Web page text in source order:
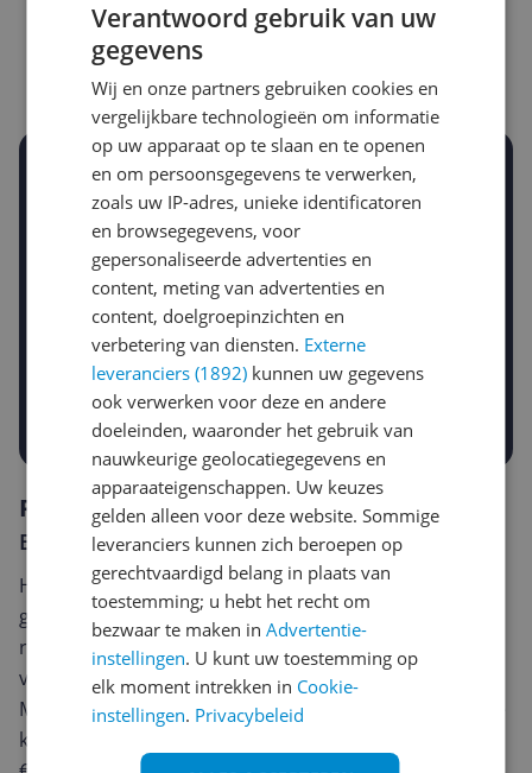
Goedkoopste nu
€ 13,59
Laatste prijsupdate
Stel een alert in en mis geen prijsdaling
Krijg een seintje zodra de prijs zakt
Jouw e-mailadres
Gewenste daling of bedrag
-10% -15%
Gewenste prijs
€
Prijsalert aanzetten
Reviews
Er zijn nog geen reviews geschreven
Heb jij dit product in bezit en wil je graag je mening
geven? Start dan hieronder met het schrijven van je
review. Afhankelijk van de details duurt het schrijven
van een review gemiddeld tussen de 3 en 10 minuten.
Met jouw mening help je andere bezoekers een betere
keuze te maken én maak je iedere maand kans op
Verantwoord gebruik van uw
gegevens
Wij en onze partners gebruiken cookies en
vergelijkbare technologieën om informatie
op uw apparaat op te slaan en te openen
en om persoonsgegevens te verwerken,
zoals uw IP-adres, unieke identificatoren
en browsegegevens, voor
gepersonaliseerde advertenties en
content, meting van advertenties en
content, doelgroepinzichten en
verbetering van diensten. Externe
leveranciers (1892) kunnen uw gegevens
ook verwerken voor deze en andere
doeleinden, waaronder het gebruik van
nauwkeurige geolocatiegegevens en
apparaateigenschappen. Uw keuzes
gelden alleen voor deze website. Sommige
leveranciers kunnen zich beroepen op
gerechtvaardigd belang in plaats van
toestemming; u hebt het recht om
bezwaar te maken inAdvertentie-
instellingen. U kunt uw toestemming op
elk moment intrekken in Cookie-
instellingen. Privacybeleid